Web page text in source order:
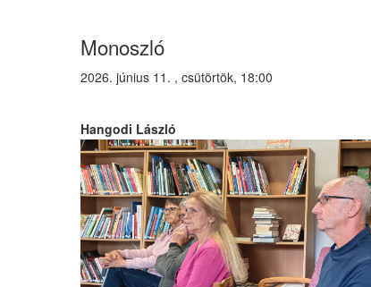
Monoszló
2026. június 11. , csütörtök, 18:00
Hangodi László